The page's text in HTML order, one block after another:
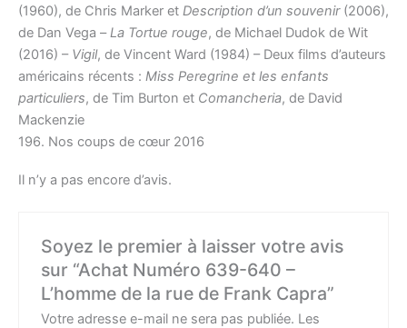
(1960), de Chris Marker et Description d’un souvenir(2006),
de Dan Vega –La Tortue rouge, de Michael Dudok de Wit
(2016) – Vigil, de Vincent Ward (1984) – Deux films d’auteurs
américains récents : Miss Peregrine et les enfants
particuliers, de Tim Burton et Comancheria, de David
Mackenzie
196. Nos coups de cœur 2016
Il n’y a pas encore d’avis.
Soyez le premier à laisser votre avis
sur “Achat Numéro 639-640 –
L’homme de la rue de Frank Capra”
Votre adresse e-mail ne sera pas publiée. Les